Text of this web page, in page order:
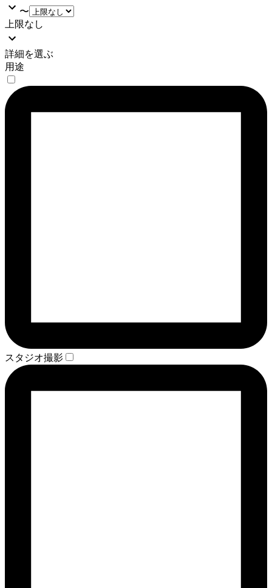
〜
上限なし
詳細を選ぶ
用途
スタジオ撮影